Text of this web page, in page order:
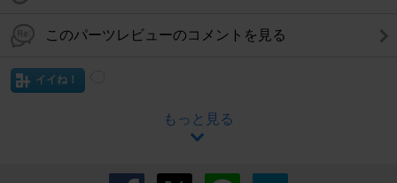
このパーツレビューのコメントを見る
イイね！
もっと見る